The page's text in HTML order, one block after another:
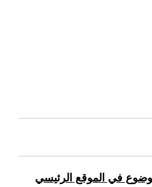
في الموقع الرئيسي